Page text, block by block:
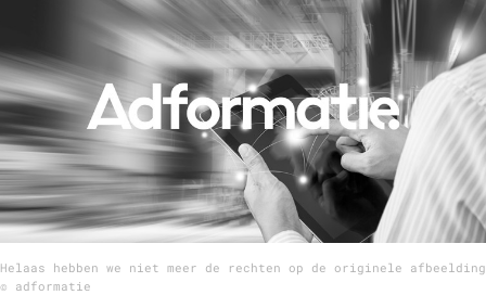
Menu
Home
9 sept: GenAI-training
12 nov: MarketingLive!
Adverteren
Events
Helaas hebben we niet meer de rechten op de originele afbeelding
© adformatie